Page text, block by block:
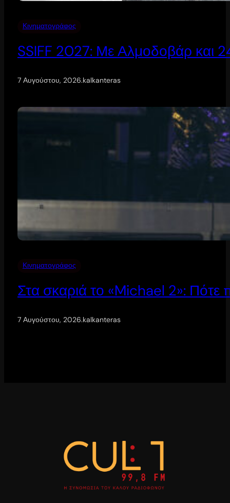
Κινηματογράφος
SSIFF 2027: Με Αλμοδοβάρ και 24
7 Αυγούστου, 2026.kalkanteras
Κινηματογράφος
Στα σκαριά το «Michael 2»: Πότε
7 Αυγούστου, 2026.kalkanteras